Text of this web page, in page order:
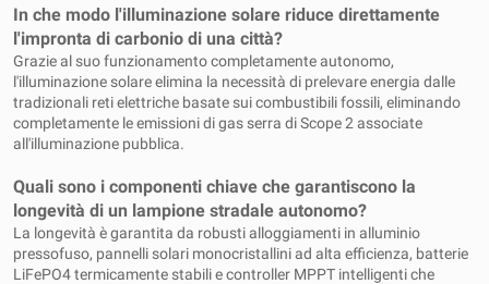
In che modo l'illuminazione solare riduce direttamente
l'impronta di carbonio di una città?
Grazie al suo funzionamento completamente autonomo,
l'illuminazione solare elimina la necessità di prelevare energia dalle
tradizionali reti elettriche basate sui combustibili fossili, eliminando
completamente le emissioni di gas serra di Scope 2 associate
all'illuminazione pubblica.
Quali sono i componenti chiave che garantiscono la
longevità di un lampione stradale autonomo?
La longevità è garantita da robusti alloggiamenti in alluminio
pressofuso, pannelli solari monocristallini ad alta efficienza, batterie
LiFePO4 termicamente stabili e controller MPPT intelligenti che